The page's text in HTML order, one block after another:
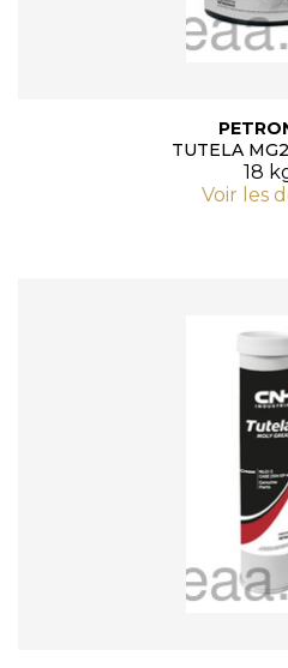
TUTELA
18
Voir les